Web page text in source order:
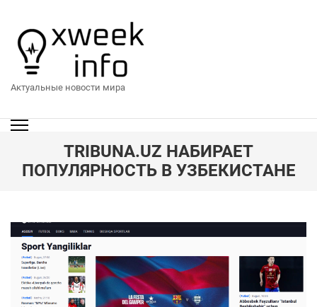
содержимому
(нажмите
Enter)
Актуальные новости мира
TRIBUNA.UZ НАБИРАЕТ
ПОПУЛЯРНОСТЬ В УЗБЕКИСТАНЕ